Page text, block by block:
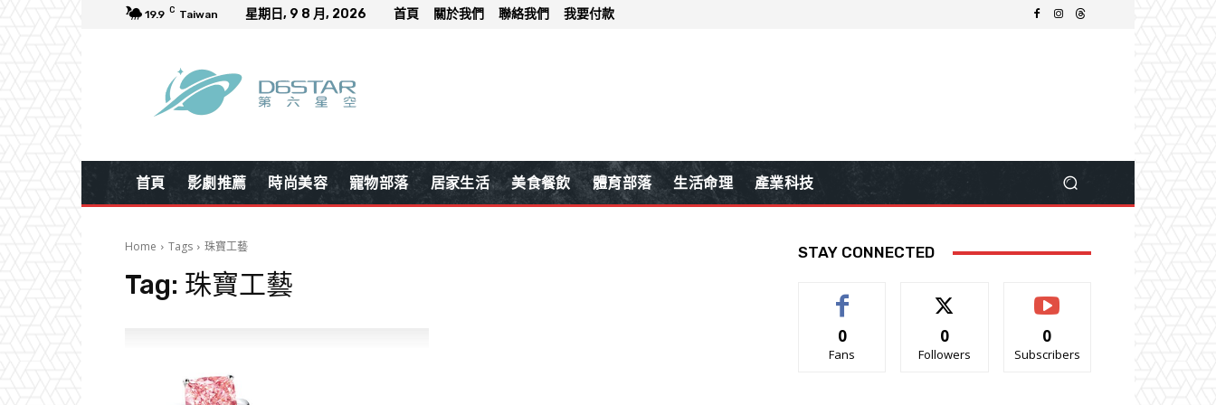
19.9 C Taiwan 星期日, 9 8 月, 2026 首頁 關於我們 聯絡我們 我要付款
首頁 影劇推薦 時尚美容 寵物部落 居家生活 美食餐飲 體育部落 生活命理 產業科技
Home Tags 珠寶工藝
Tag: 珠寶工藝
STAY CONNECTED
0
Fans
0
Followers
0
Subscribers